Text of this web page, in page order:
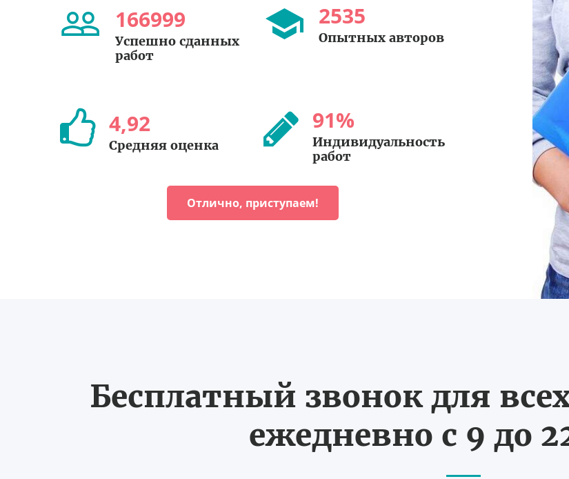
166999
Успешно сданных
работ
2535
Опытных авторов
4,92
Средняя оценка
91%
Индивидуальность
работ
Отлично, приступаем!
Бесплатный звонок для
ежедневно с 9 до